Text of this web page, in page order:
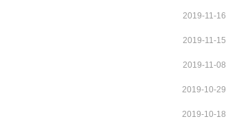
2019-11-16
2019-11-15
2019-11-08
2019-10-29
2019-10-18